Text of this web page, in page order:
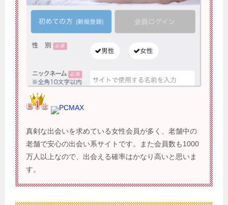
PCMAX
真剣な出会いを求めている女性会員が多く、老舗中の
老舗で安心の出会い系サイトです。また会員数も1000
万人以上なので、出会える確率はかなり高いと思いま
す。